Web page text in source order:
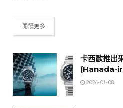
閱讀更多
卡西歐推出
(Hanada-
2026-01-08